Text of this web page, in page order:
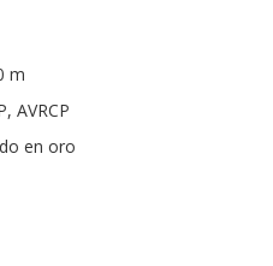
m
AVRCP
en oro